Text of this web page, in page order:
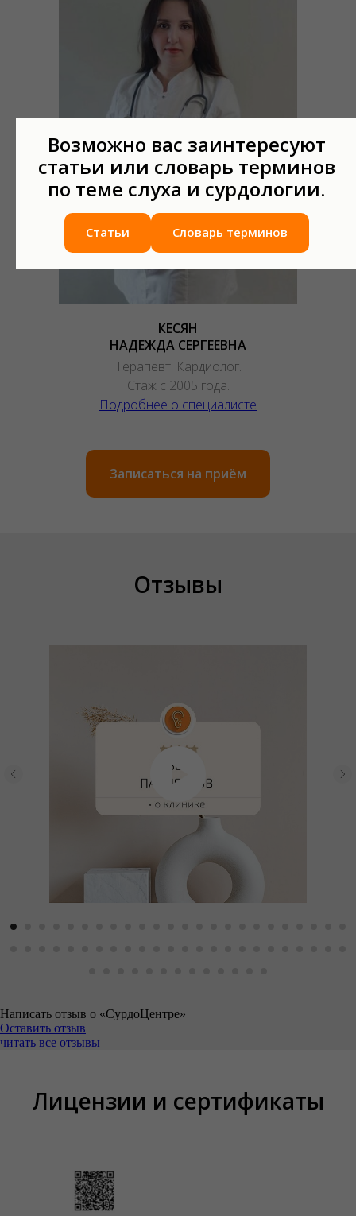
Возможно вас заинтересуют
статьи или словарь терминов
по теме слуха и сурдологии.
Статьи Словарь терминов
КЕСЯН
НАДЕЖДА СЕРГЕЕВНА
Терапевт. Кардиолог.
Стаж с 2005 года.
Подробнее о специалисте
Записаться на приём
Отзывы
Написать отзыв о «СурдоЦентре»
Оставить отзыв
читать все отзывы
Лицензии и сертификаты